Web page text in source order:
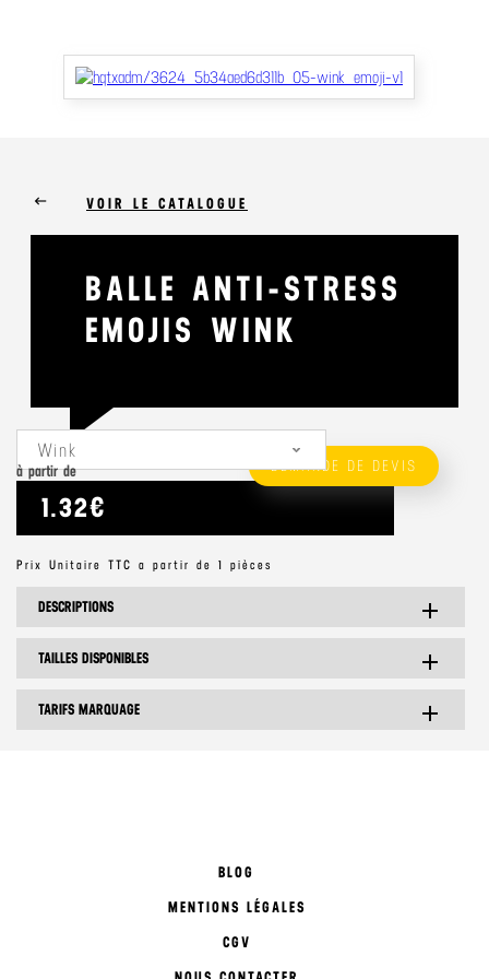
keyboard_backspace VOIR LE CATALOGUE
BALLE ANTI-STRESS
EMOJIS WINK
DEMANDE DE DEVIS
Wink
à partir de
1.32€
Prix Unitaire TTC a partir de 1 pièces
DESCRIPTIONS add
TAILLES DISPONIBLES add
TARIFS MARQUAGE add
BLOG
MENTIONS LÉGALES
CGV